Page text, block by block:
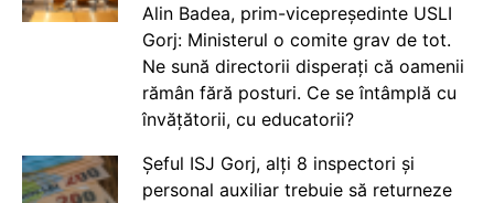
Alin Badea, prim-vicepreședinte USLI
Gorj: Ministerul o comite grav de tot.
Ne sună directorii disperați că oamenii
rămân fără posturi. Ce se întâmplă cu
învățătorii, cu educatorii?
Șeful ISJ Gorj, alți 8 inspectori și
personal auxiliar trebuie să returneze